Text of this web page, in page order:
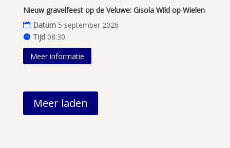
Nieuw gravelfeest op de Veluwe: Gisola Wild op Wielen
Datum 5 september 2026
Tijd 08:30
Meer informatie
Meer laden